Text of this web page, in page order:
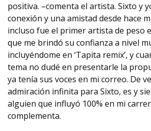
positiva. –comenta el artista. Sixto y
conexión y una amistad desde hace
incluso fue el primer artista de peso
que me brindó su confianza a nivel
incluyéndome en ‘Tapita remix’, y
tema no dudé en presentarle la
ya tenía sus voces en mi correo. De
admiración infinita para Sixto, es y
alguien que influyó 100% en mi
complementa.